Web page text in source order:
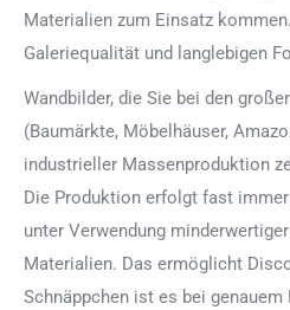
Materialien zum Einsatz
Galeriequalität und langlebigen
Wandbilder, die Sie bei den
(Baumärkte, Möbelhäuser,
industrieller Massenproduktion
Die Produktion erfolgt fast
unter Verwendung
Materialien. Das ermöglicht
Schnäppchen ist es bei